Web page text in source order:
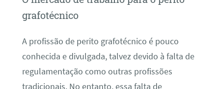
grafotécnico
A profissão de perito grafotécnico é pouco
conhecida e divulgada, talvez devido à falta de
regulamentação como outras profissões
tradicionais. No entanto, essa falta de